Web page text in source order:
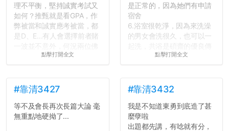
理不平衡，堅持誠實考試又
如何？推甄就是看GPA，作
弊被當和誠實應考被當，都
是D、E...有人會選擇前者賭
心教授看起來要輕輕放下
長作弊的風氣。
反正老人我明天就要搬離新
竹，之後如何發展與我無
點擊打開全文
是正常的，因為她們有申請
宿舍
6.浴室很乾淨，因為來洗澡
的男女會洗很久，也可以一
舍房間，都歡迎留言讓我知
道...
點擊打開全文
#靠清3427
等不及會長再次長篇大論 毫
無重點地硬拗了...
#靠清3432
我是不知道東勇到底造了甚
麼孽啦
出題都先講，有唸就有分，